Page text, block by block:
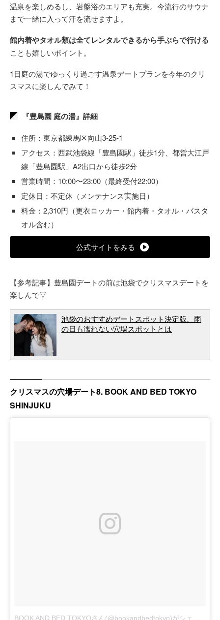
温泉を楽しめるし、岩盤浴のエリアも充実。今流行のサウナ
まで一緒に入って汗を流せますよ。
館内着やタオル類は全てレンタルできるから手ぶらで行ける
ことも嬉しいポイント。
1日庭の湯でゆっくり過ごす温泉デートプランを今年のクリ
スマスに楽しんでみて！
『豊島園 庭の湯』詳細
住所：東京都練馬区向山3-25-1
アクセス：西武池袋線「豊島園駅」徒歩1分、都営大江戸
線「豊島園駅」A2出口から徒歩2分
営業時間：10:00〜23:00（最終受付22:00）
定休日：不定休（メンテナンス実施日）
料金：2,310円（更衣ロッカー・館内着・タオル・バスタ
オル含む）
公式サイトをみる
【参考記事】豊島園デートの前は池袋でクリスマスデートを
楽しんで▽
池袋のおすすめデートスポット決定版。雨
の日も濡れない穴場スポットとは
クリスマスの穴場デート8. BOOK AND BED TOKYO
SHINJUKU